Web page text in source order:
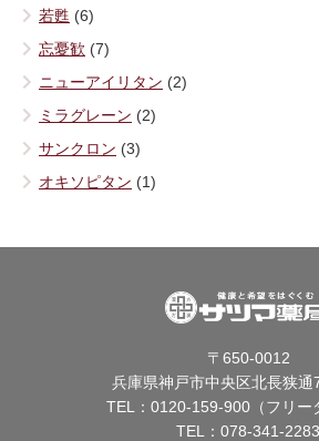
若甦 (6)
忘憂歓 (7)
ニューアイリタン (2)
ミラグレーン (2)
サンクロン (3)
オキソピタン (1)
〒650-0012
兵庫県神戸市中央区北長狭通
TEL： 0120-159-900（フリー
TEL： 078-341-2283